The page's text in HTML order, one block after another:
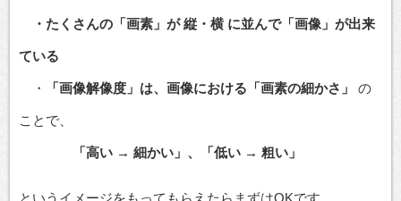
・たくさんの「画素」が 縦・横 に並んで「画像」が出来
ている
・ 「画像解像度」は、画像における「画素の細かさ」 の
ことで、
「高い → 細かい」、「低い → 粗い」
というイメージをもってもらえたらまずはOKです。